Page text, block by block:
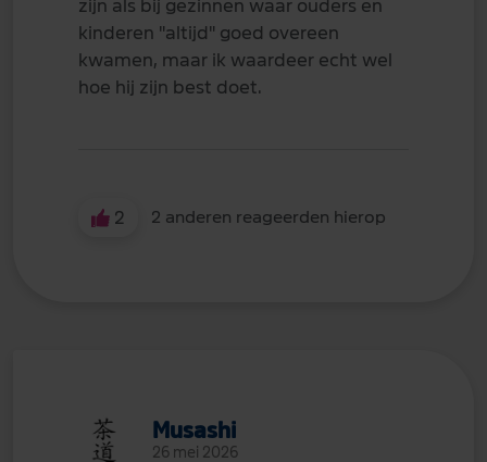
zijn als bij gezinnen waar ouders en
kinderen "altijd" goed overeen
kwamen, maar ik waardeer echt wel
hoe hij zijn best doet.
2 2 anderen reageerden hierop
Musashi
26 mei 2026